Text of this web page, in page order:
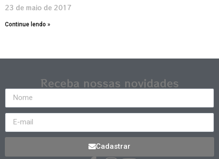
23 de maio de 2017
Continue lendo »
Receba nossas novidades
Cadastrar